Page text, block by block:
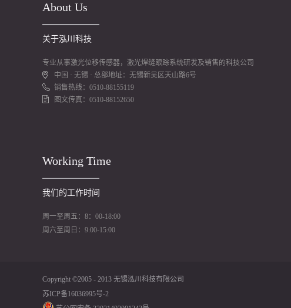
About Us
关于泓川科技
专业从事激光位移传感器，激光焊缝跟踪系统研发及销售的科技公司
中国 · 无锡 · 总部地址：无锡新吴区天山路6号
销售热线：0510-88155119
图文传真：0510-88152650
Working Time
我们的工作时间
周一至周五：8：00-18:00
周六至周日：9:00-15:00
Copyright ©2005 - 2013 无锡泓川科技有限公司
苏ICP备16036995号-2